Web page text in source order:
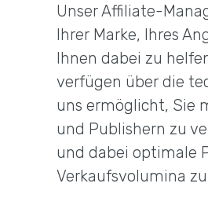
Unser Affiliate-
Ihrer Marke, Ihres
Ihnen dabei zu
verfügen über die
uns ermöglicht, Sie
und Publishern zu
und dabei optimale
Verkaufsvolumina